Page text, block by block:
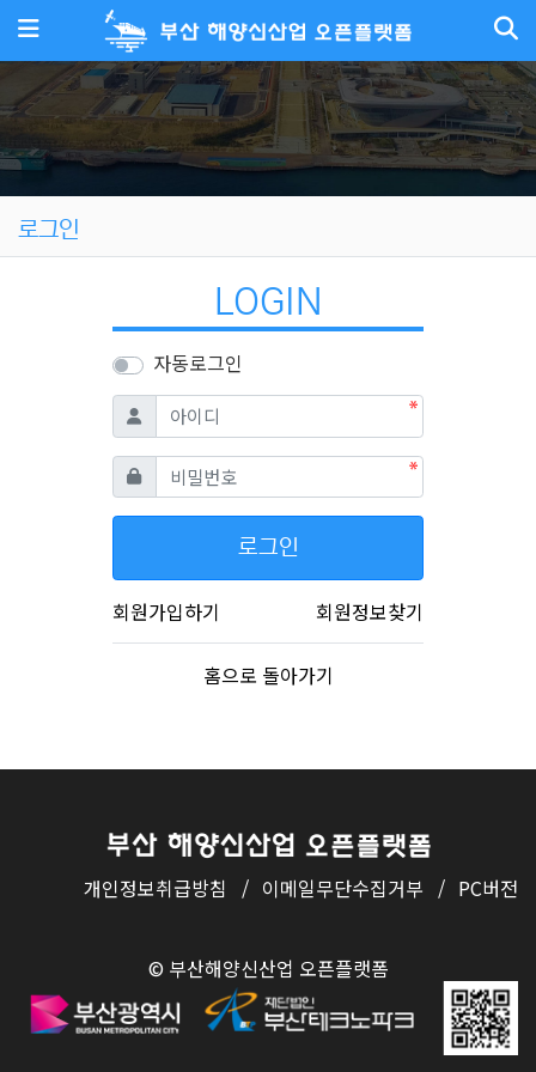
메뉴
로그인
LOGIN
자동로그인
아이디 필수
비밀번호필수
로그인
회원가입하기 회원정보찾기
홈으로 돌아가기
개인정보취급방침 / 이메일무단수집거부 / PC버전
© 부산해양신산업 오픈플랫폼